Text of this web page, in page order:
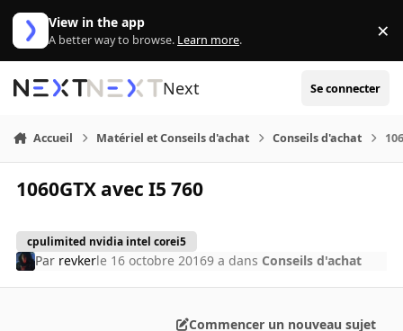
Aller au contenu
View in the app
A better way to browse. Learn more. ×
Next Se connecter
Accueil Matériel et Conseils d'achat Conseils d'achat
1060GTX avec I5 760
cpulimited nvidia intel corei5
Par revkerle 16 octobre 20169 a dans Conseils d'achat
Commencer un nouveau sujet